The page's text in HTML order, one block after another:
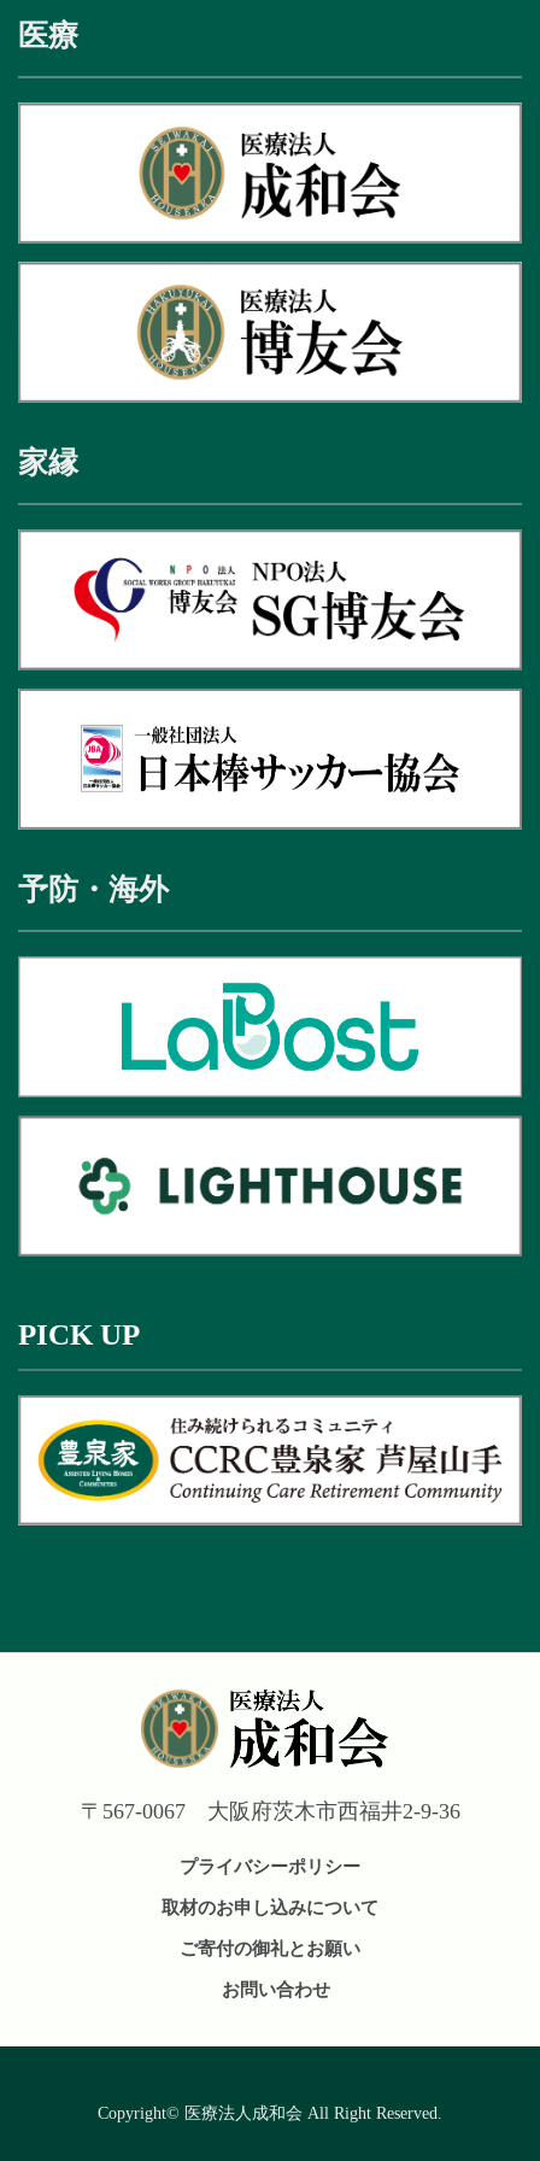
医療
家縁
予防・海外
PICK UP
〒567-0067 大阪府茨木市西福井2-9-36
プライバシーポリシー
取材のお申し込みについて
ご寄付の御礼とお願い
お問い合わせ
Copyright©︎ 医療法人成和会 All Right Reserved.